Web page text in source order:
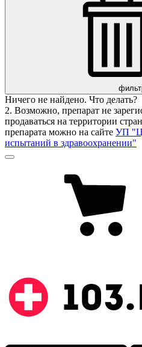
Ничего не найдено. Что делать?
2. Возможно, препарат не
продаваться на территории
препарата можно на сайте УП
испытаний в здравоохранении"